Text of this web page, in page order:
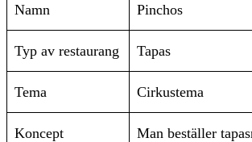
Namn Pinchos
Typ av restaurang Tapas
Tema Cirkustema
Koncept Man beställer